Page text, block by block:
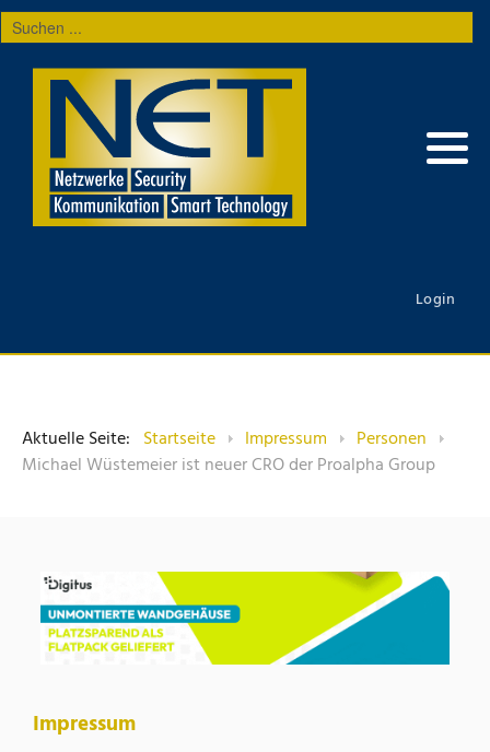
Suchen
...
Login
Aktuelle Seite: Startseite Impressum
Personen
Michael Wüstemeier ist neuer CRO der Proalpha Group
Impressum